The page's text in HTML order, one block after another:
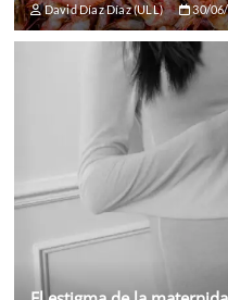
David Díaz Díaz (ULL) 30/